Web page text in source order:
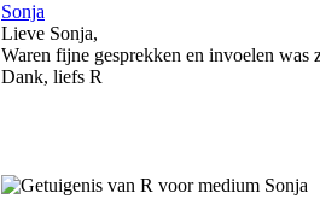
Sonja
Lieve Sonja,
Waren fijne gesprekken en invoelen was
Dank, liefs R